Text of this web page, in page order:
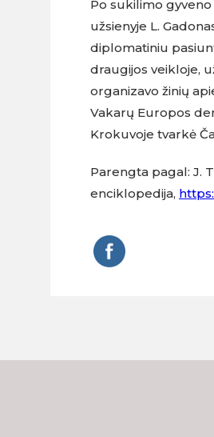
Po sukilimo gyveno
užsienyje L.
diplomatiniu
draugijos veikloje,
organizavo žinių
Vakarų Europos
Krokuvoje tvarkė
Parengta pagal: J.
enciklopedija,